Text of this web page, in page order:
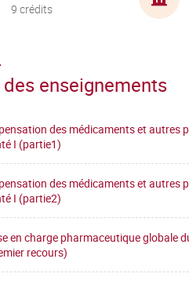
9 crédits
enseignements
des médicaments et autres
I (partie1)
des médicaments et autres
I (partie2)
en charge pharmaceutique globale
recours)